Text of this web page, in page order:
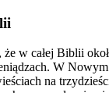
w całej Biblii
W Nowym
na